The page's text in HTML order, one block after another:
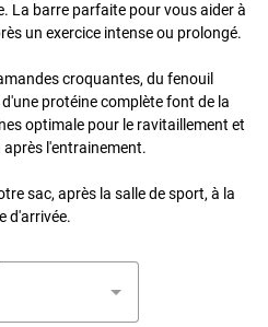
La barre parfaite pour vous aider à
un exercice intense ou prolongé.
croquantes, du fenouil
protéine complète font de la
optimale pour le ravitaillement et
après l'entrainement.
sac, après la salle de sport, à la
d'arrivée.